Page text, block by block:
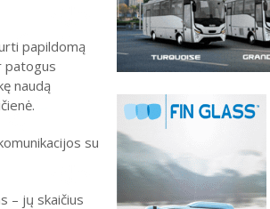
papildomą
patogus
naudą
su
– jų skaičius